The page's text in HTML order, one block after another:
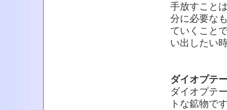
手放すこと
分に必要な
ていくこと
い出したい
ダイオプテ
ダイオプテ
トな鉱物で